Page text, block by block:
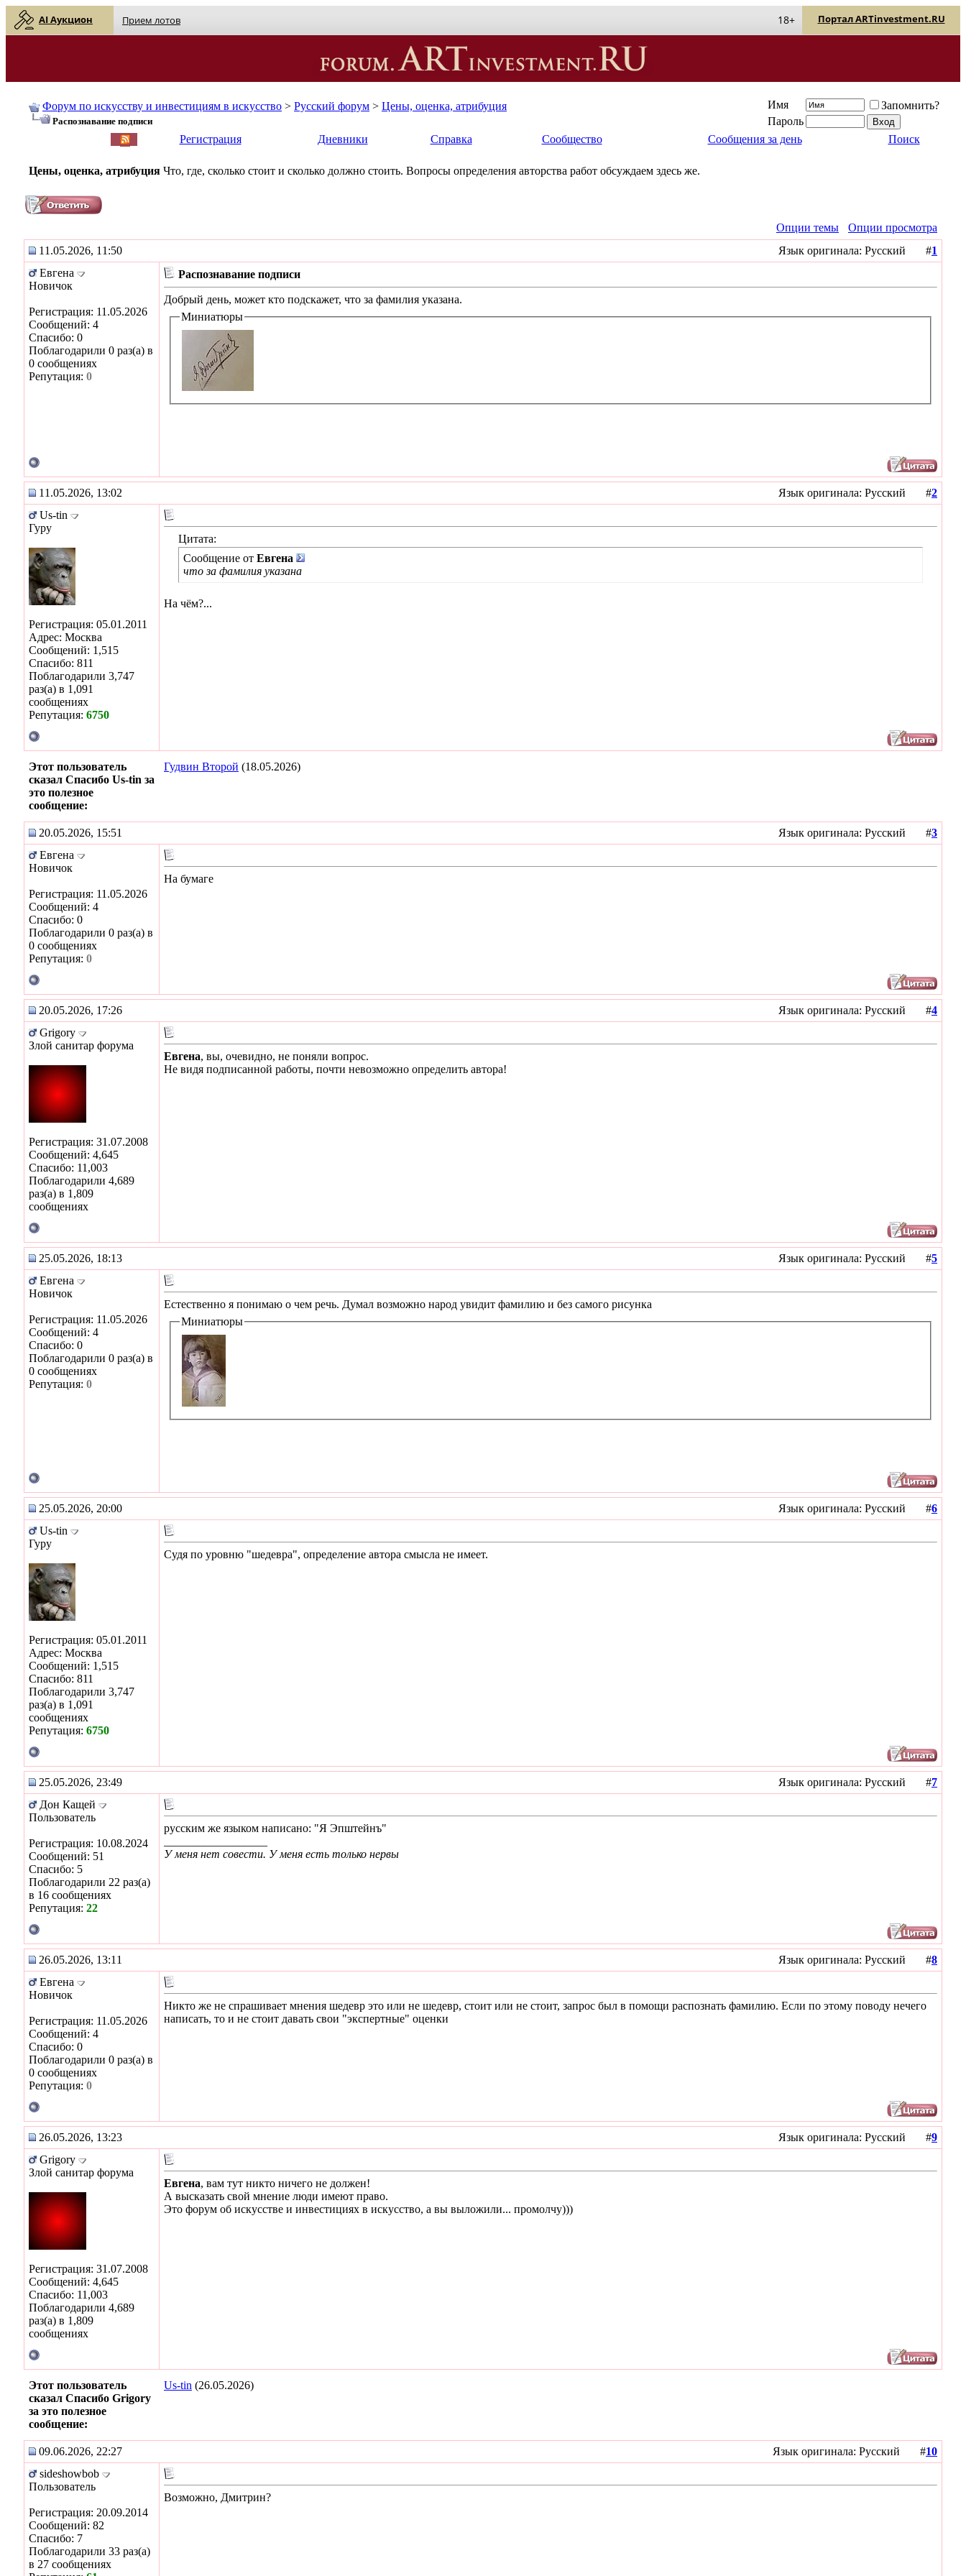
AI Аукцион Прием лотов Портал ARTinvestment.RU
18+
Форум по искусству и инвестициям в искусство > Русский форум > Цены, оценка, атрибуция
Распознавание подписи
Имя
Запомнить?
Пароль
Регистрация Дневники Справка Сообщество Сообщения за день Поиск
Цены, оценка, атрибуция Что, где, сколько стоит и сколько должно стоить. Вопросы определения авторства работ обсуждаем здесь же.
Опции темы
Опции просмотра
11.05.2026, 11:50
Язык оригинала: Русский #1
Евгена
Новичок
Регистрация: 11.05.2026
Сообщений: 4
Спасибо: 0
Поблагодарили 0 раз(а) в
0 сообщениях
Репутация: 0
Распознавание подписи
Добрый день, может кто подскажет, что за фамилия указана.
Миниатюры
11.05.2026, 13:02 Язык оригинала: Русский #2
Us-tin
Гуру
Регистрация: 05.01.2011
Адрес: Москва
Сообщений: 1,515
Спасибо: 811
Поблагодарили 3,747
раз(а) в 1,091
сообщениях
Репутация: 6750
Цитата:
Сообщение от Евгена
что за фамилия указана
На чём?...
Этот пользователь
сказал Спасибо Us-tin за
это полезное
сообщение:
Гудвин Второй (18.05.2026)
20.05.2026, 15:51 Язык оригинала: Русский #3
Евгена
Новичок
Регистрация: 11.05.2026
Сообщений: 4
Спасибо: 0
Поблагодарили 0 раз(а) в
0 сообщениях
Репутация: 0
На бумаге
20.05.2026, 17:26 Язык оригинала: Русский #4
Grigory
Злой санитар форума
Регистрация: 31.07.2008
Сообщений: 4,645
Спасибо: 11,003
Поблагодарили 4,689
раз(а) в 1,809
сообщениях
Евгена, вы, очевидно, не поняли вопрос.
Не видя подписанной работы, почти невозможно определить автора!
25.05.2026, 18:13 Язык оригинала: Русский #5
Евгена
Новичок
Регистрация: 11.05.2026
Сообщений: 4
Спасибо: 0
Поблагодарили 0 раз(а) в
0 сообщениях
Репутация: 0
Естественно я понимаю о чем речь. Думал возможно народ увидит фамилию и без самого рисунка
Миниатюры
25.05.2026, 20:00 Язык оригинала: Русский #6
Us-tin
Гуру
Регистрация: 05.01.2011
Адрес: Москва
Сообщений: 1,515
Спасибо: 811
Поблагодарили 3,747
раз(а) в 1,091
сообщениях
Репутация: 6750
Судя по уровню "шедевра", определение автора смысла не имеет.
25.05.2026, 23:49 Язык оригинала: Русский #7
Дон Кащей
Пользователь
Регистрация: 10.08.2024
Сообщений: 51
Спасибо: 5
Поблагодарили 22 раз(а)
в 16 сообщениях
Репутация: 22
русским же языком написано: "Я Эпштейнъ"
У меня нет совести. У меня есть только нервы
26.05.2026, 13:11 Язык оригинала: Русский #8
Евгена
Новичок
Регистрация: 11.05.2026
Сообщений: 4
Спасибо: 0
Поблагодарили 0 раз(а) в
0 сообщениях
Репутация: 0
Никто же не спрашивает мнения шедевр это или не шедевр, стоит или не стоит, запрос был в помощи распознать фамилию. Если по этому поводу нечего
написать, то и не стоит давать свои "экспертные" оценки
26.05.2026, 13:23 Язык оригинала: Русский #9
Grigory
Злой санитар форума
Регистрация: 31.07.2008
Сообщений: 4,645
Спасибо: 11,003
Поблагодарили 4,689
раз(а) в 1,809
сообщениях
Евгена, вам тут никто ничего не должен!
А высказать свой мнение люди имеют право.
Это форум об искусстве и инвестициях в искусство, а вы выложили... промолчу)))
Этот пользователь
сказал Спасибо Grigory
за это полезное
сообщение:
Us-tin (26.05.2026)
09.06.2026, 22:27 Язык оригинала: Русский #10
sideshowbob
Пользователь
Регистрация: 20.09.2014
Сообщений: 82
Спасибо: 7
Поблагодарили 33 раз(а)
в 27 сообщениях
Возможно, Дмитрин?